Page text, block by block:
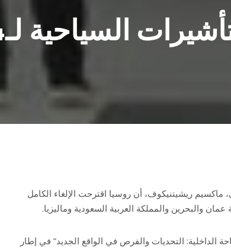
ماكسيم ريشيتنيكوف، أن روسيا اقترحت الإلغاء الكامل
والبحرين والمملكة العربية السعودية وماليزيا.
الداخلية: التحديات والفرص في الواقع الجديد” في إطار